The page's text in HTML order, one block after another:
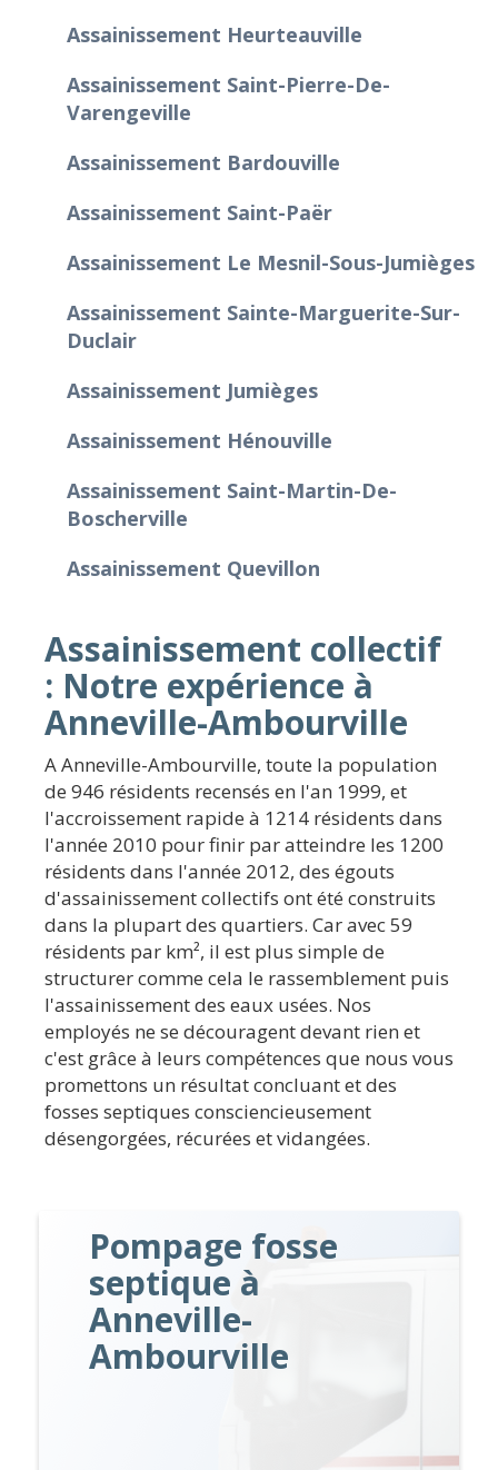
Assainissement Heurteauville
Assainissement Saint-Pierre-De-
Varengeville
Assainissement Bardouville
Assainissement Saint-Paër
Assainissement Le Mesnil-Sous-Jumièges
Assainissement Sainte-Marguerite-Sur-
Duclair
Assainissement Jumièges
Assainissement Hénouville
Assainissement Saint-Martin-De-
Boscherville
Assainissement Quevillon
Assainissement collectif
: Notre expérience à
Anneville-Ambourville
A Anneville-Ambourville, toute la population
de 946 résidents recensés en l'an 1999, et
l'accroissement rapide à 1214 résidents dans
l'année 2010 pour finir par atteindre les 1200
résidents dans l'année 2012, des égouts
d'assainissement collectifs ont été construits
dans la plupart des quartiers. Car avec 59
résidents par km², il est plus simple de
structurer comme cela le rassemblement puis
l'assainissement des eaux usées. Nos
employés ne se découragent devant rien et
c'est grâce à leurs compétences que nous vous
promettons un résultat concluant et des
fosses septiques consciencieusement
désengorgées, récurées et vidangées.
Pompage fosse
septique à
Anneville-
Ambourville